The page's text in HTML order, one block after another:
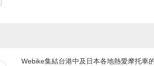
Webike集結台港中及日本各地熱愛摩托車